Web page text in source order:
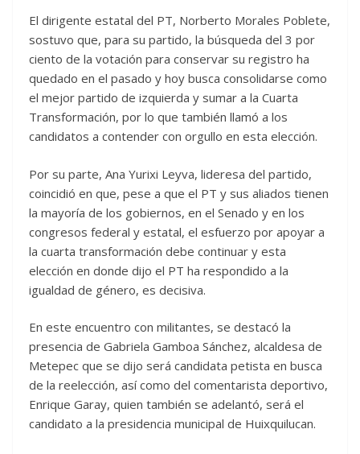
El dirigente estatal del PT, Norberto Morales Poblete,
sostuvo que, para su partido, la búsqueda del 3 por
ciento de la votación para conservar su registro ha
quedado en el pasado y hoy busca consolidarse como
el mejor partido de izquierda y sumar a la Cuarta
Transformación, por lo que también llamó a los
candidatos a contender con orgullo en esta elección.
Por su parte, Ana Yurixi Leyva, lideresa del partido,
coincidió en que, pese a que el PT y sus aliados tienen
la mayoría de los gobiernos, en el Senado y en los
congresos federal y estatal, el esfuerzo por apoyar a
la cuarta transformación debe continuar y esta
elección en donde dijo el PT ha respondido a la
igualdad de género, es decisiva.
En este encuentro con militantes, se destacó la
presencia de Gabriela Gamboa Sánchez, alcaldesa de
Metepec que se dijo será candidata petista en busca
de la reelección, así como del comentarista deportivo,
Enrique Garay, quien también se adelantó, será el
candidato a la presidencia municipal de Huixquilucan.